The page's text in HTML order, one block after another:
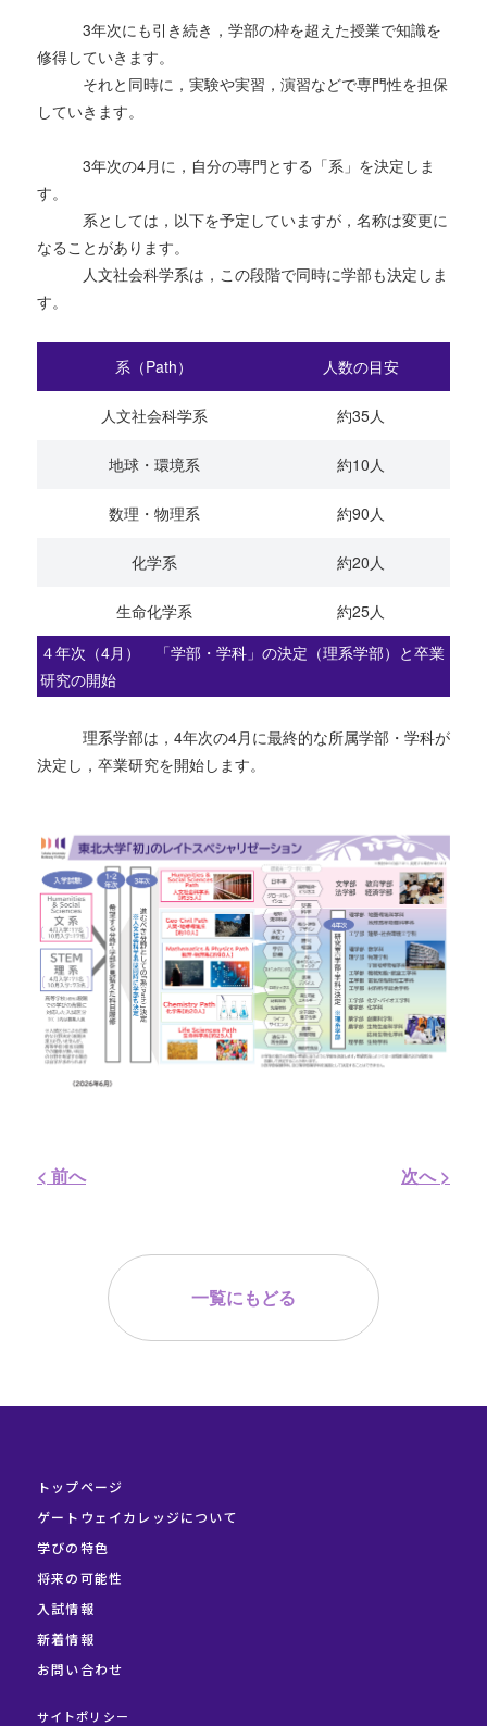
3年次にも引き続き，学部の枠を超えた授業で知識を
修得していきます。
それと同時に，実験や実習，演習などで専門性を担保
していきます。
3年次の4月に，自分の専門とする「系」を決定しま
す。
系としては，以下を予定していますが，名称は変更に
なることがあります。
人文社会科学系は，この段階で同時に学部も決定しま
す。
系（Path） 人数の目安
人文社会科学系 約35人
地球・環境系 約10人
数理・物理系 約90人
化学系 約20人
生命化学系
約25人
４年次（4月） 「学部・学科」の決定（理系学部）と卒業
研究の開始
理系学部は，4年次の4月に最終的な所属学部・学科が
決定し，卒業研究を開始します。
< 前へ 次へ >
一覧にもどる
トップページ
ゲートウェイカレッジについて
学びの特色
将来の可能性
入試情報
新着情報
お問い合わせ
サイトポリシー